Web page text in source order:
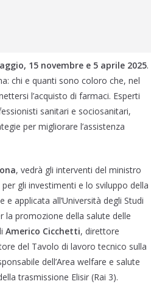
15 novembre e 5 aprile 2025.
chi e quanti sono coloro che, nel
l’acquisto di farmaci. Esperti
sanitari e sociosanitari,
per migliorare l’assistenza
, vedrà gli interventi del ministro
gli investimenti e lo sviluppo della
applicata all’Università degli Studi
la promozione della salute delle
Americo Cicchetti, direttore
del Tavolo di lavoro tecnico sulla
dell’Area welfare e salute
trasmissione Elisir (Rai 3).